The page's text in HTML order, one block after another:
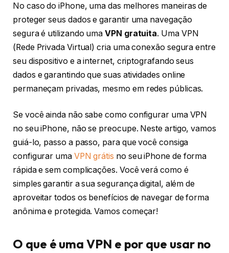
No caso do iPhone, uma das melhores maneiras de
proteger seus dados e garantir uma navegação
segura é utilizando umaVPN gratuita. Uma VPN
(Rede Privada Virtual) cria uma conexão segura entre
seu dispositivo e a internet, criptografando seus
dados e garantindo que suas atividades online
permaneçam privadas, mesmo em redes públicas.
Se você ainda não sabe como configurar uma VPN
no seu iPhone, não se preocupe. Neste artigo, vamos
guiá-lo, passo a passo, para que você consiga
configurar uma VPN grátis no seu iPhone de forma
rápida e sem complicações. Você verá como é
simples garantir a sua segurança digital, além de
aproveitar todos os benefícios de navegar de forma
anônima e protegida. Vamos começar!
O que é uma VPN e por que usar no